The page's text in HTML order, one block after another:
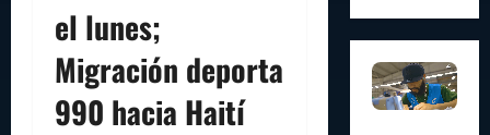
el lunes;
Migración deporta
990 hacia Haití